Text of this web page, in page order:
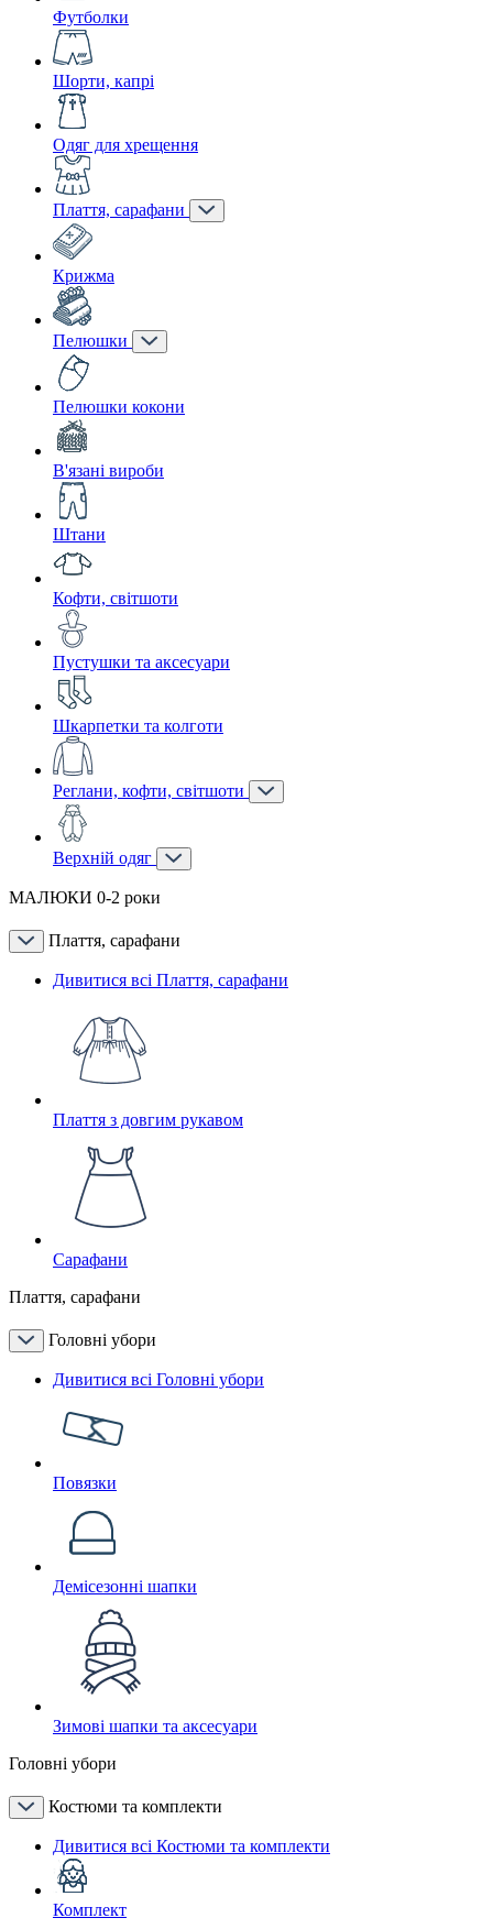
Футболки
Шорти, капрі
Одяг для хрещення
Плаття, сарафани
Крижма
Пелюшки
Пелюшки кокони
В'язані вироби
Штани
Кофти, світшоти
Пустушки та аксесуари
Шкарпетки та колготи
Реглани, кофти, світшоти
Верхній одяг
МАЛЮКИ 0-2 роки
Плаття, сарафани
Дивитися всі Плаття, сарафани
Плаття з довгим рукавом
Сарафани
Плаття, сарафани
Головні убори
Дивитися всі Головні убори
Повязки
Демісезонні шапки
Зимові шапки та аксесуари
Головні убори
Костюми та комплекти
Дивитися всі Костюми та комплекти
Комплект